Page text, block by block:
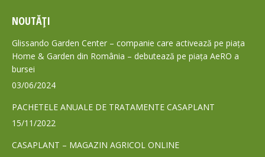
opens
in
new
window
opens
in
new
NOUTĂȚI
Glissando Garden Center – companie care activează pe piața
Home & Garden din România – debutează pe piața AeRO a
bursei
03/06/2024
PACHETELE ANUALE DE TRATAMENTE CASAPLANT
15/11/2022
CASAPLANT – MAGAZIN AGRICOL ONLINE